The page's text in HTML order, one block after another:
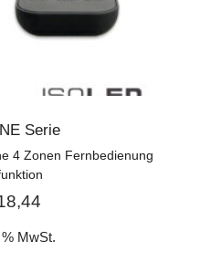
Serie
4 Zonen Fernbedienung
MwSt.